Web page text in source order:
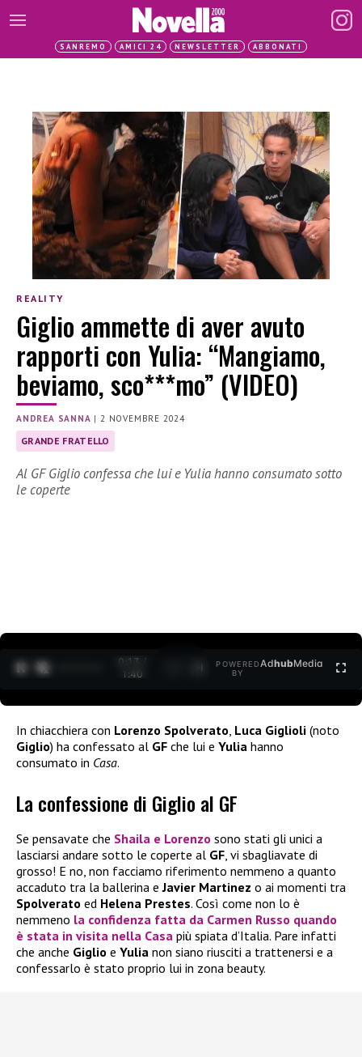
SANREMO AMICI 24 NEWSLETTER ABBONATI
REALITY
Giglio ammette di aver avuto
rapporti con Yulia: “Mangiamo,
beviamo, sco***mo” (VIDEO)
ANDREA SANNA |2 NOVEMBRE 2024
GRANDE FRATELLO
Al GF Giglio confessa che lui e Yulia hanno consumato sotto
le coperte
0:14 /
1:40
POWERED
BY
AdhubMedia
In chiacchiera con Lorenzo Spolverato Luca Giglioli (noto
Giglio) ha confessato al GF che lui e Yulia hanno
consumato in Casa.
La confessione di Giglio al GF
Se pensavate che Shaila e Lorenzo sono stati gli unici a
lasciarsi andare sotto le coperte al GF, vi sbagliavate di
grosso! E no, non facciamo riferimento nemmeno a quanto
accaduto tra la ballerina eJavier Martinez o ai momenti tra
Spolverato ed Helena Prestes. Così come non lo è
nemmeno la confidenza fatta da Carmen Russo quando
è stata in visita nella Casa più spiata d’Italia. Pare infatti
che anche Giglio e Yulia non siano riusciti a trattenersi e a
confessarlo è stato proprio lui in zona beauty.